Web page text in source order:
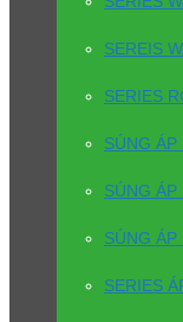
SEREIS
SERIES
SÚNG
SÚNG
SÚNG
SERIES